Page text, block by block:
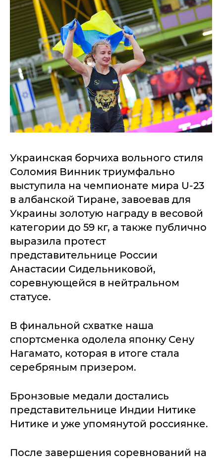
Украинская борчиха вольного стиля
Соломия Винник триумфально
выступила на чемпионате мира U-23
в албанской Тиране, завоевав для
Украины золотую награду в весовой
категории до 59 кг, а также публично
выразила протест
представительнице России
Анастасии Сидельниковой,
соревнующейся в нейтральном
статусе.
В финальной схватке наша
спортсменка одолела японку Сену
Нагамато, которая в итоге стала
серебряным призером.
Бронзовые медали достались
представительнице Индии Нитике
Нитике и уже упомянутой россиянке.
После завершения соревнований на